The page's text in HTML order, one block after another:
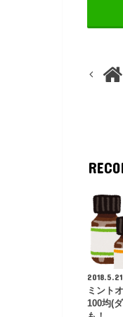
2018.5.21
ミント
100均(